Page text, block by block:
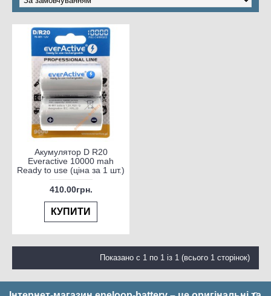
Акумулятор D R20
Everactive 10000 mah
Ready to use (ціна за 1 шт.)
410.00грн.
КУПИТИ
Показано с 1 по 1 із 1 (всього 1 сторінок)